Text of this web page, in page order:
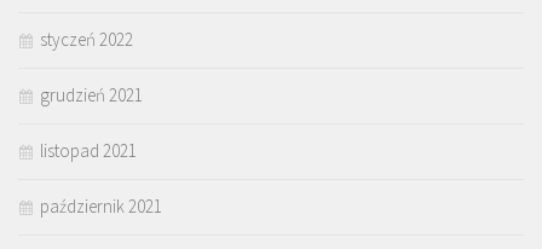
styczeń 2022
grudzień 2021
listopad 2021
październik 2021